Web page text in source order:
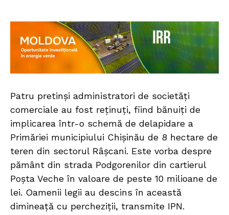
Patru pretinși administratori de societăți
comerciale au fost reținuți, fiind bănuiți de
implicarea într-o schemă de delapidare a
Primăriei municipiului Chișinău de 8 hectare de
teren din sectorul Râșcani. Este vorba despre
pământ din strada Podgorenilor din cartierul
Poșta Veche în valoare de peste 10 milioane de
lei. Oamenii legii au descins în această
dimineață cu percheziții, transmite IPN.